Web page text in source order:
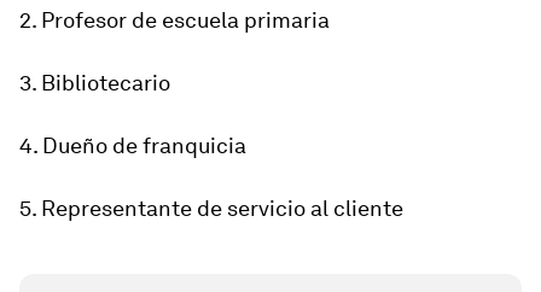
2. Profesor de escuela primaria
3. Bibliotecario
4. Dueño de franquicia
5. Representante de servicio al cliente